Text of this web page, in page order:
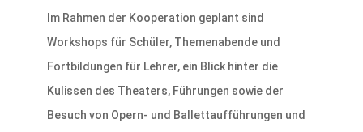
Im Rahmen der Kooperation geplant sind
Workshops für Schüler, Themenabende und
Fortbildungen für Lehrer, ein Blick hinter die
Kulissen des Theaters, Führungen sowie der
Besuch von Opern- und Ballettaufführungen und